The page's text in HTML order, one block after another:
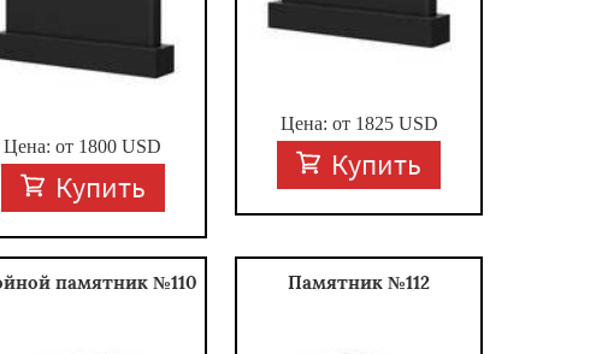
Цена: от 1800 USD
Купить
Цена: от 1825USD
Купить
памятник №110 Памятник №112